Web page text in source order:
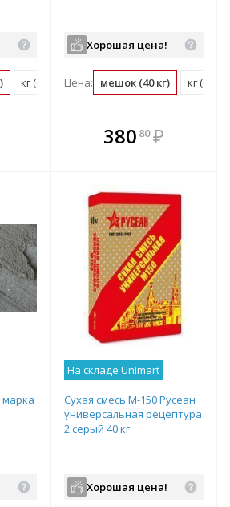
кг (0.03 мешок)
В комплекте
всегда выгоднее!
Хорошая цена!
Цена: мешок (40 кг) кг (0.03
380 80 ₽
На складе Unimart
Сухая смесь М-150 Русеан
универсальная рецептура
2 серый 40 кг
Хорошая цена!